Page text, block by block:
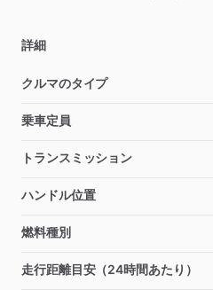
詳細
クルマのタイプ
乗車定員
トランスミッション
ハンドル位置
燃料種別
走行距離目安（24時間あたり）